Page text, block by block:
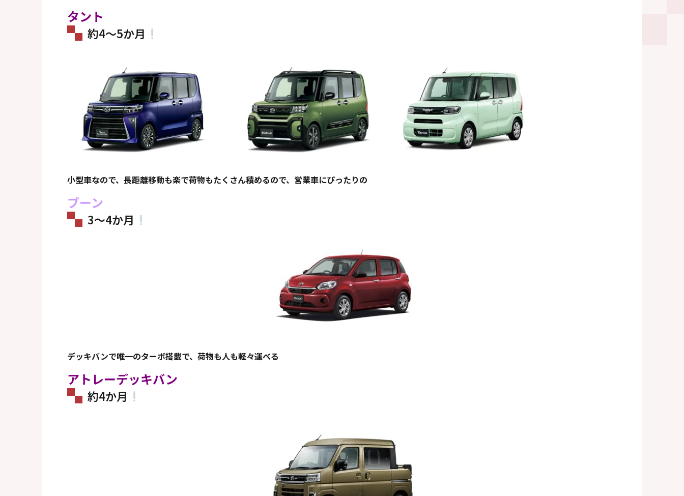
タント
約4～5か月
小型車なので、長距離移動も楽で荷物もたくさん積めるので、営業車にぴったりの
ブーン
3～4か月
デッキバンで唯一のターボ搭載で、荷物も人も軽々運べる
アトレーデッキバン
約4か月